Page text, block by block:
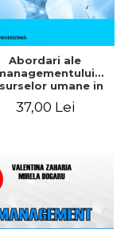
Abordari ale
umane in
37,00 Lei